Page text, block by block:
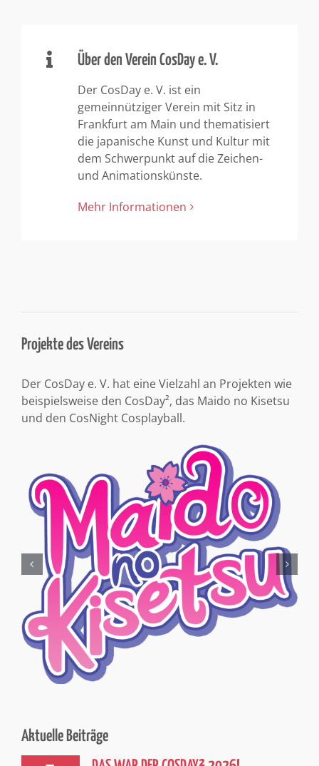
Über den Verein CosDay e. V.
Der CosDay e. V. ist ein
gemeinnütziger Verein mit Sitz in
Frankfurt am Main und thematisiert
die japanische Kunst und Kultur mit
dem Schwerpunkt auf die Zeichen-
und Animationskünste.
Mehr Informationen
Projekte des Vereins
Der CosDay e. V. hat eine Vielzahl an Projekten wie
beispielsweise den CosDay², das Maido no Kisetsu
und den CosNight Cosplayball.
Aktuelle Beiträge
5
Juli 26
DAS WAR DER COSDAY² 2026!
Und schon ist der CosDay² wieder
vorbei… Vielen Dank an alle, die dieses
Wochenende so besonders gemacht haben. Danke
an alle Cosplayer, [...]
1 SAMMLERTICKET 2026
für euch! Passend zum spannenden Thema
Abenteuer entführt euch dieses Ticket in [...]